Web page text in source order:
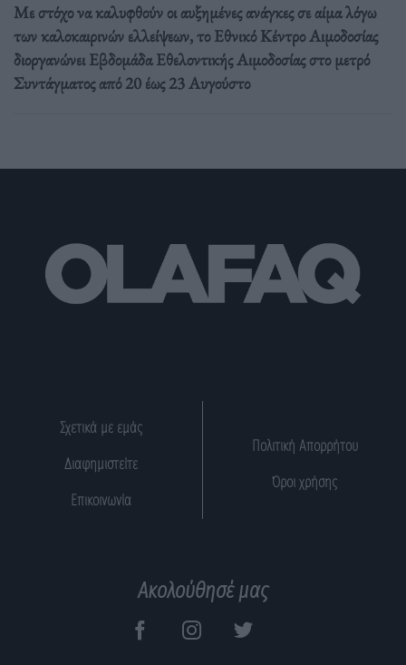
Με στόχο να καλυφθούν οι αυξημένες ανάγκες σε αίμα λόγω
των καλοκαιρινών ελλείψεων, το Εθνικό Κέντρο Αιμοδοσίας
διοργανώνει Εβδομάδα Εθελοντικής Αιμοδοσίας στο μετρό
Συντάγματος από 20 έως 23 Αυγούστο
Σχετικά με εμάς
Διαφημιστείτε
Επικοινωνία
Πολιτική Απορρήτου
Όροι χρήσης
Ακολούθησέ μας